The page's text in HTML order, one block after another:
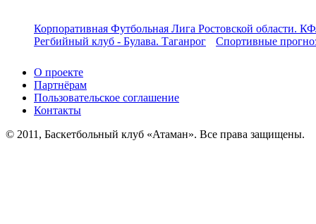
Корпоративная Футбольная Лига Ростовской области.
Регбийный клуб - Булава. Таганрог
Спортивные
О проекте
Партнёрам
Пользовательское соглашение
Контакты
© 2011, Баскетбольный клуб «Атаман». Все права защищены.